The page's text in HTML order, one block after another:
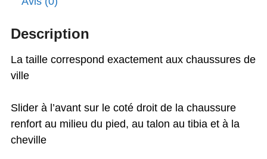
noire
Description
La taille correspond exactement aux chaussures de
ville
Slider à l’avant sur le coté droit de la chaussure
renfort au milieu du pied, au talon au tibia et à la
cheville